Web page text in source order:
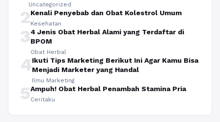
Uncategorized
2Kenali Penyebab dan Obat Kolestrol Umum
Kesehatan
34 Jenis Obat Herbal Alami yang Terdaftar di
BPOM
Obat Herbal
4Ikuti Tips Marketing Berikut Ini Agar Kamu Bisa
Menjadi Marketer yang Handal
Ilmu Marketing
5Ampuh! Obat Herbal Penambah Stamina Pria
Ceritaku